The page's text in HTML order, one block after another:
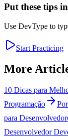
Put these tips
Use DevType to
Start Practicing
More
10 Dicas para
Programação
para
Desenvolvedor